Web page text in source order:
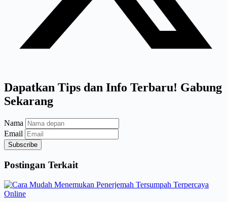
Dapatkan Tips dan Info Terbaru! Gabung
Sekarang
Nama
Email
Subscribe
Postingan Terkait